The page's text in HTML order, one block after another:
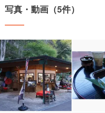
写真・動画（5件）